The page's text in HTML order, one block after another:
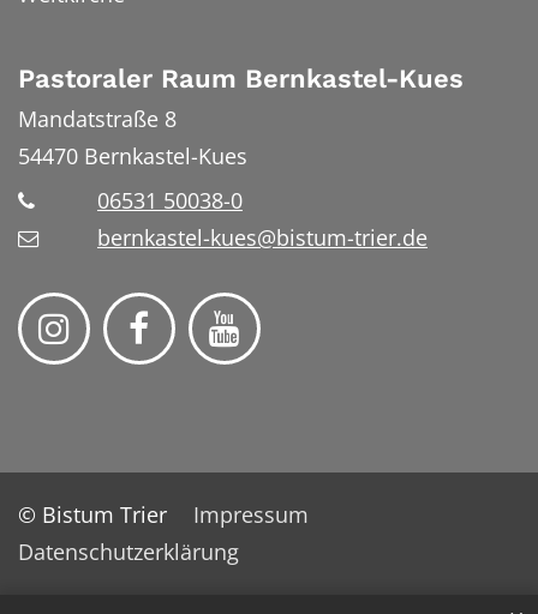
Pastoraler Raum Bernkastel-Kues
Mandatstraße 8
54470 Bernkastel-Kues
06531 50038-0
bernkastel-kues@bistum-trier.de
© Bistum Trier
Impressum
Datenschutzerklärung